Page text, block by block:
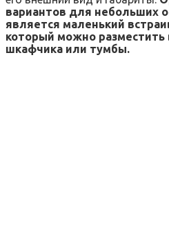
вариантов для небольших
является маленький
который можно
шкафчика или тумбы.